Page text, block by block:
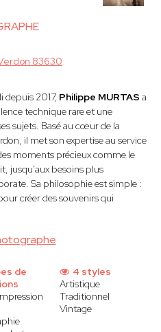
83630
2017, Philippe MURTAS a
technique rare et une
sujets. Basé au cœur de la
il met son expertise au service
moments précieux comme le
jusqu'aux besoins plus
Sa philosophie est simple :
créer des souvenirs qui
de
4 styles
Artistique
Traditionnel
Vintage